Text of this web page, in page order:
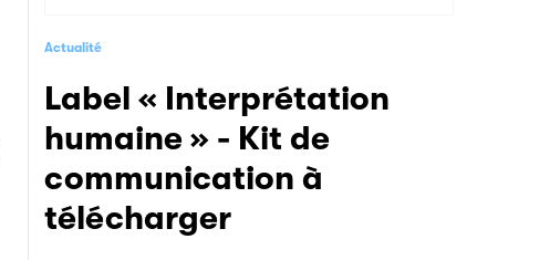
Actualité
Label « Interprétation
humaine » - Kit de
communication à
télécharger